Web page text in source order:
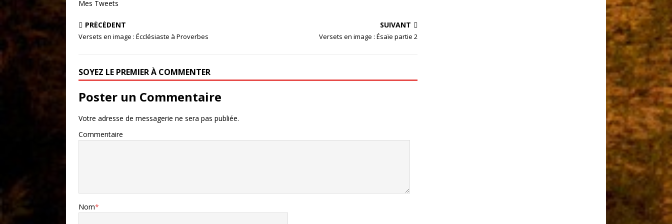
Mes Tweets
PRÉCÉDENT
Versets en image : Écclésiaste à Proverbes
SUIVANT
Versets en image : Ésaïe partie 2
SOYEZ LE PREMIER À COMMENTER
Poster un Commentaire
Votre adresse de messagerie ne sera pas publiée.
Commentaire
Nom*